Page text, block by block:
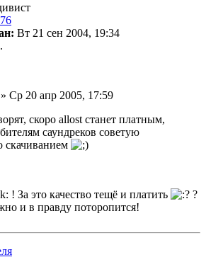
Вт 21 сен 2004, 19:34
» Ср 20 апр 2005, 17:59
скоро allost станет платным,
саундреков советую
скачиванием
! За это качество тещё и платить
?
и в правду поторопится!